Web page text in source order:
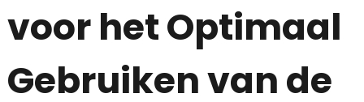
voor het Optimaal
Gebruiken van de